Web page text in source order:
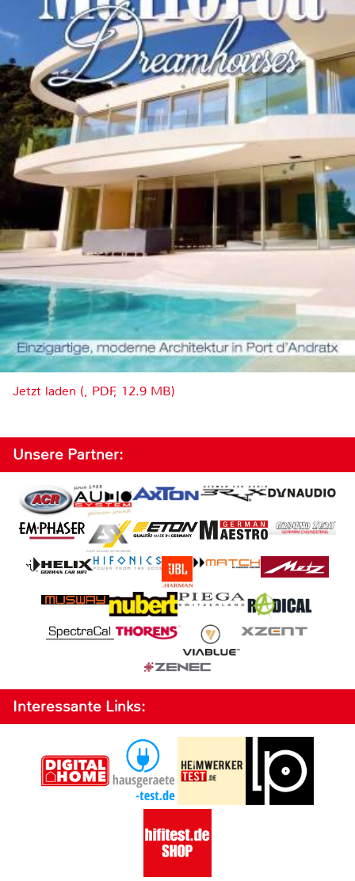
Jetzt laden (, PDF, 12.9 MB)
Unsere Partner:
Interessante Links: